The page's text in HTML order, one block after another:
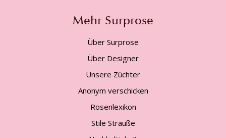
Mehr Surprose
Über Surprose
Über Designer
Unsere Züchter
Anonym verschicken
Rosenlexikon
Stile Sträuße